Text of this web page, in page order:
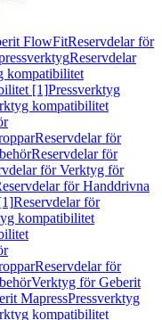
FlowFitReservdelar för
Reservdelar
kompatibilitet
[1]Pressverktyg
kompatibilitet
Reservdelar för
Reservdelar för
för Verktyg för
för Handdrivna
Reservdelar för
kompatibilitet
Reservdelar för
Verktyg för Geberit
MapressPressverktyg
kompatibilitet